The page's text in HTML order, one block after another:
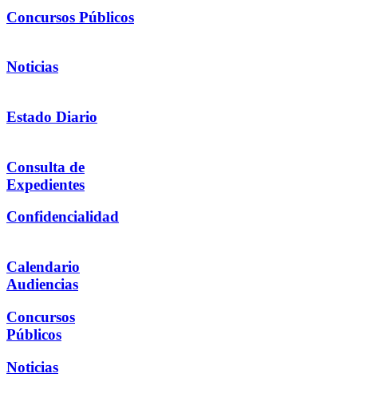
Concursos Públicos
Noticias
Estado Diario
Consulta de
Expedientes
Confidencialidad
Calendario
Audiencias
Concursos
Públicos
Noticias